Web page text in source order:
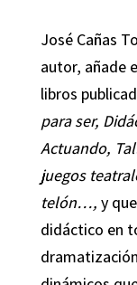
José Cañas
autor, añade
libros
para ser,
Actuando,
juegos
telón…, y
didáctico en